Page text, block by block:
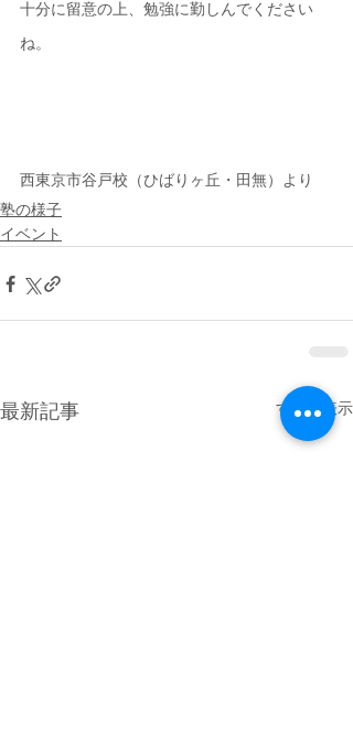
十分に留意の上、勉強に勤しんでください
ね。
西東京市谷戸校（ひばりヶ丘・田無）より
塾の様子
イベント
最新記事 すべて表示